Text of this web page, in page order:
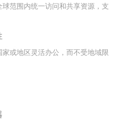
球范围内统一访问和共享资源，支
或地区灵活办公，而不受地域限